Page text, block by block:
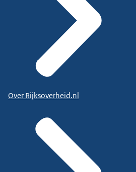
Over Rijksoverheid.nl